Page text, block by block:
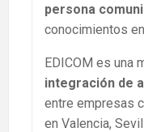
persona
conocimientos
EDICOM es una
integración de
entre empresas
en Valencia,